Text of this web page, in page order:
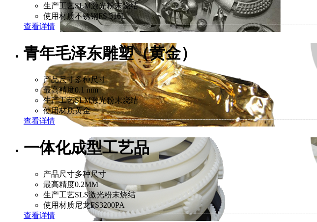
生产工艺SLM激光粉末烧结
使用材质不锈钢FS 316L
查看详情
青年毛泽东雕塑（黄金）
产品尺寸多种尺寸
最高精度0.1 mm
生产工艺SLM激光粉末烧结
使用材质黄金
查看详情
一体化成型工艺品
产品尺寸多种尺寸
最高精度0.2MM
生产工艺SLS激光粉末烧结
使用材质尼龙FS3200PA
查看详情